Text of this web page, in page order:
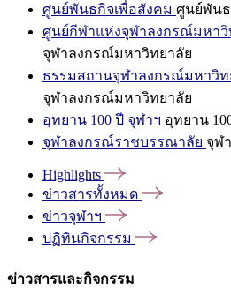
ศูนย์พันธกิจเพื่อสังคม ศูนย์พันธ
ศูนย์กีฬาแห่งจุฬาลงกรณ์มหาวิ
จุฬาลงกรณ์มหาวิทยาลัย
ธรรมสถานจุฬาลงกรณ์มหาวิท
จุฬาลงกรณ์มหาวิทยาลัย
อุทยาน 100 ปี จุฬาฯ อุทยาน
จุฬาลงกรณ์ราชบรรณาลัย จุฬ
Highlights
ข่าวสารทั้งหมด
ข่าวจุฬาฯ
ปฏิทินกิจกรรม
ข่าวสารและกิจกรรม